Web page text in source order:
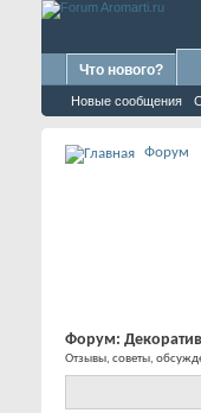
Что нового?
Новые сообщения
Форум
Форум:
Отзывы, советы,